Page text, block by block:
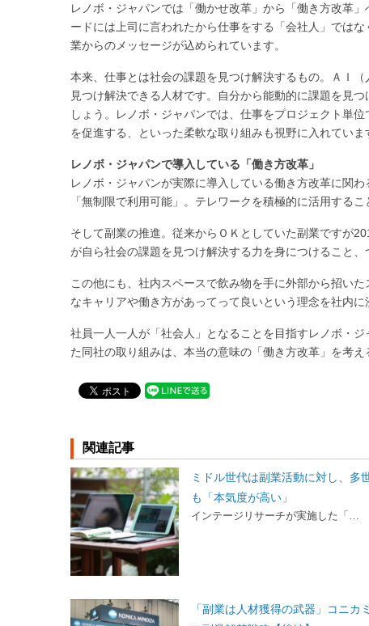
レノボ・ジャパンでは「働かせ改革」から「働き方改革
ードには上司に言われたから仕事をする「会社人」では
業からのメッセージが込められています。
本来、仕事とは社会の課題を見つけ解決するもの。ＡＩ
見つけ解決できる人材です。自分から能動的に課題を見
しょう。レノボ・ジャパンでは、仕事をプロジェクト単
を促進する、といった柔軟な取り組みも視野に入れていま
レノボ・ジャパンで導入している「働き方改革」
レノボ・ジャパンが実際に導入している働き方改革に関
「無制限で利用可能」。テレワークを積極的に活用する
そして副業の推進。従来からＯＫとしていた副業ですが
が自ら社会の課題を見つけ解決する力を身につけること
この他にも、社内スペースで飲み物を手に外部から招い
なキャリアや働き方があってって良いという理念を社内に
社員一人一人が「社会人」となることを目指すレノボ・
た同社の取り組みは、本当の意味の「働き方改革」を考え
関連記事
ミドル世代は副業活動に対し、多
も「本気度が高い」
インテージリサーチが実施した「…
「副業は人材獲得の武器」コニカ